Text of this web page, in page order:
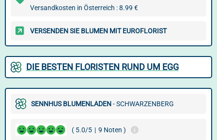
Versandkosten in Österreich : 8.99 €
VERSENDEN SIE BLUMEN MIT EUROFLORIST
DIE BESTEN FLORISTEN RUND UM EGG
SENNHUS BLUMENLADEN- SCHWARZENBERG
( 5.0/5 | 9 Noten )